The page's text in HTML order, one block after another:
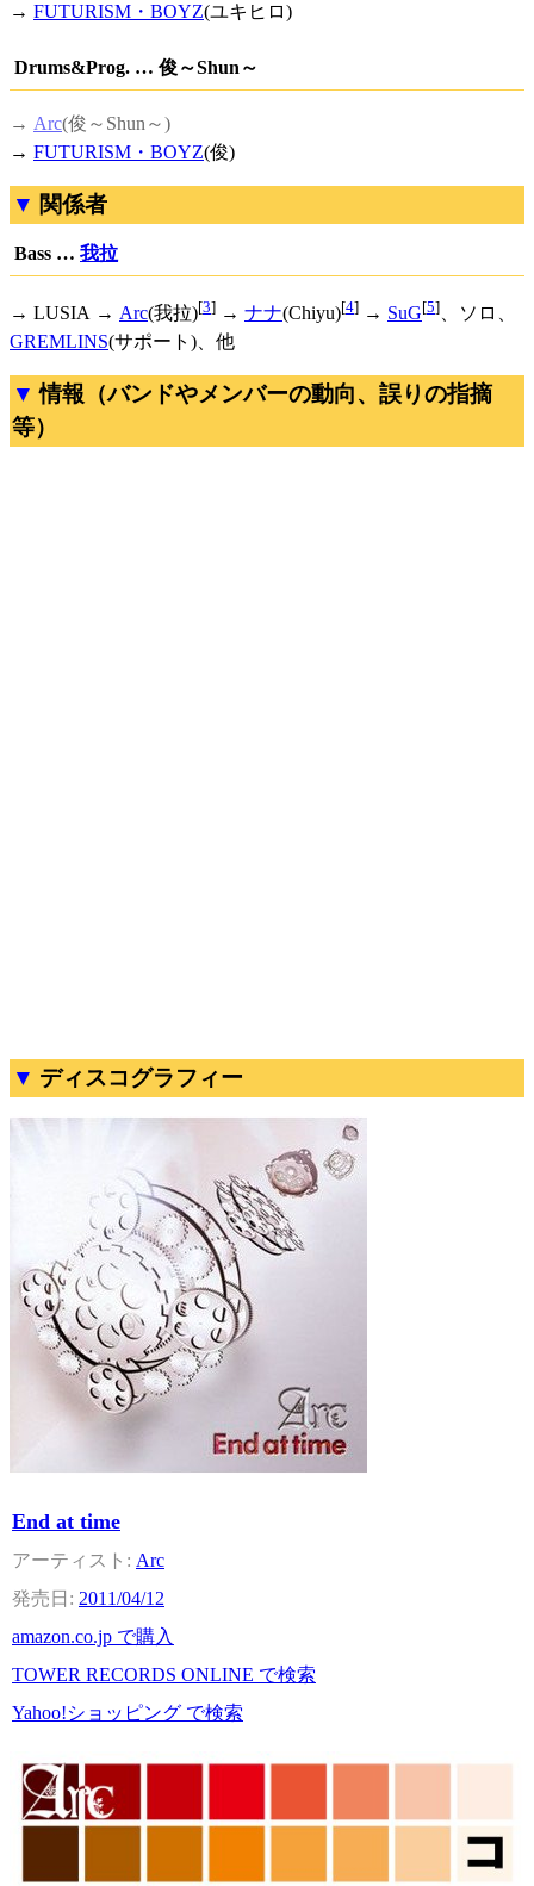
→ FUTURISM・BOYZ(ユキヒロ)
Drums&Prog. … 俊～Shun～
→ Arc(俊～Shun～)
→ FUTURISM・BOYZ(俊)
関係者
Bass … 我拉
→ LUSIA → Arc(我拉)[3] → ナナ(Chiyu)[4] → SuG[5] 、ソロ、
GREMLINS(サポート)、他
情報（バンドやメンバーの動向、誤りの指摘
等）
ディスコグラフィー
End at time
Arc
2011/04/12
amazon.co.jp で購入
TOWER RECORDS ONLINE で検索
Yahoo!ショッピング で検索